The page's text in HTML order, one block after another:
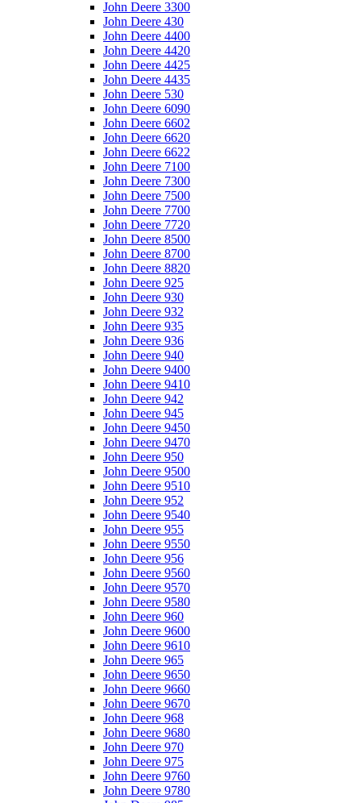
John Deere 3300
John Deere 430
John Deere 4400
John Deere 4420
John Deere 4425
John Deere 4435
John Deere 530
John Deere 6090
John Deere 6602
John Deere 6620
John Deere 6622
John Deere 7100
John Deere 7300
John Deere 7500
John Deere 7700
John Deere 7720
John Deere 8500
John Deere 8700
John Deere 8820
John Deere 925
John Deere 930
John Deere 932
John Deere 935
John Deere 936
John Deere 940
John Deere 9400
John Deere 9410
John Deere 942
John Deere 945
John Deere 9450
John Deere 9470
John Deere 950
John Deere 9500
John Deere 9510
John Deere 952
John Deere 9540
John Deere 955
John Deere 9550
John Deere 956
John Deere 9560
John Deere 9570
John Deere 9580
John Deere 960
John Deere 9600
John Deere 9610
John Deere 965
John Deere 9650
John Deere 9660
John Deere 9670
John Deere 968
John Deere 9680
John Deere 970
John Deere 975
John Deere 9760
John Deere 9780